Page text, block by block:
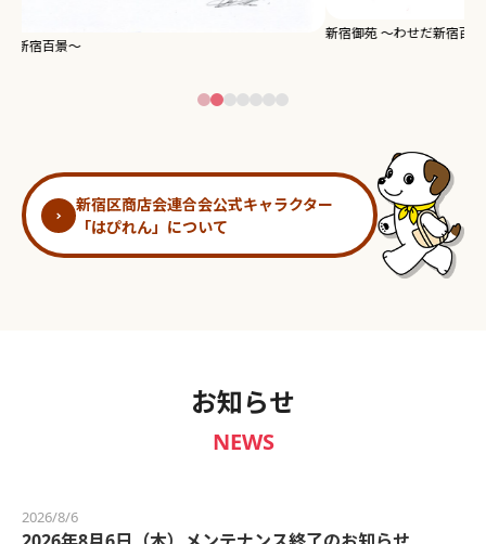
新宿区商店会連合会公式キャラクター
「はぴれん」について
お知らせ
NEWS
2026/8/6